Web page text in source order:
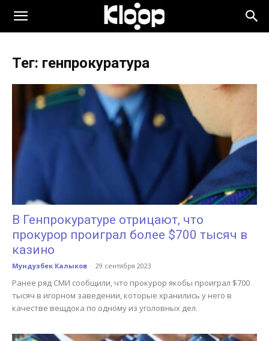
KLOOP.KG
Кыргызстана
Тег: генпрокуратура
В Генпрокуратуре отрицают, что
прокурор проиграл более $700 тысяч в
казино
Мундузбек Калыков - 29 сентября 2023
Ранее ряд СМИ сообщили, что прокурор якобы проиграл $700
тысяч в игорном заведении, которые хранились у него в
качестве вещдока по одному из уголовных дел.